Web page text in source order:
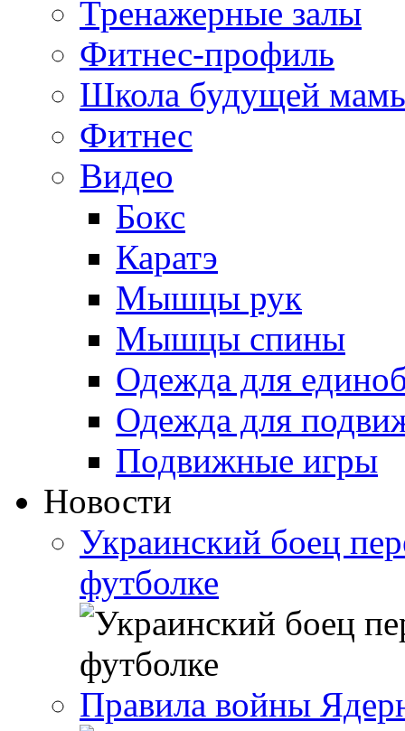
Тренажерные залы
Фитнес-профиль
Школа будущей
Фитнес
Видео
Бокс
Каратэ
Мышцы рук
Мышцы спины
Одежда для
Одежда для
Подвижные игры
Новости
Украинский боец
футболке
Правила войны